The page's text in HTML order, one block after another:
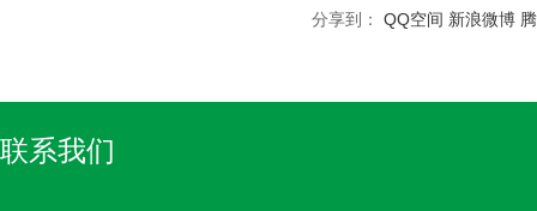
分享到： QQ空间 新浪微博
联系我们